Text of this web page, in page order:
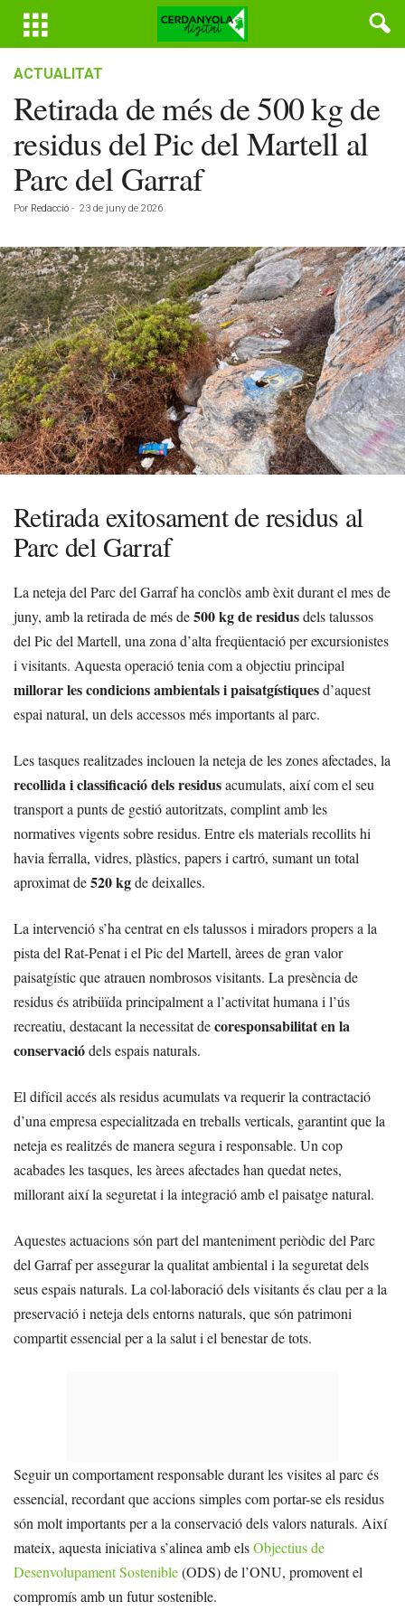
ACTUALITAT
Retirada de més de 500 kg de
residus del Pic del Martell al
Parc del Garraf
Por Redacció - 23 de juny de 2026
Retirada exitosament de residus al
Parc del Garraf
La neteja del Parc del Garraf ha conclòs amb èxit durant el mes de
juny, amb la retirada de més de500 kg de residusdels talussos
del Pic del Martell, una zona d’alta freqüentació per excursionistes
i visitants. Aquesta operació tenia com a objectiu principal
millorar les condicions ambientals i paisatgístiquesd’aquest
espai natural, un dels accessos més importants al parc.
Les tasques realitzades inclouen la neteja de les zones afectades, la
recollida i classificació dels residusacumulats, així com el seu
transport a punts de gestió autoritzats, complint amb les
normatives vigents sobre residus. Entre els materials recollits hi
havia ferralla, vidres, plàstics, papers i cartró, sumant un total
aproximat de520 kgde deixalles.
La intervenció s’ha centrat en els talussos i miradors propers a la
pista del Rat-Penat i el Pic del Martell, àrees de gran valor
paisatgístic que atrauen nombrosos visitants. La presència de
residus és atribüïda principalment a l’activitat humana i l’ús
recreatiu, destacant la necessitat decoresponsabilitat en la
conservaciódels espais naturals.
El difícil accés als residus acumulats va requerir la contractació
d’una empresa especialitzada en treballs verticals, garantint que la
neteja es realitzés de manera segura i responsable. Un cop
acabades les tasques, les àrees afectades han quedat netes,
millorant així la seguretat i la integració amb el paisatge natural.
Aquestes actuacions són part del manteniment periòdic del Parc
del Garraf per assegurar la qualitat ambiental i la seguretat dels
seus espais naturals. La col·laboració dels visitants és clau per a la
preservació i neteja dels entorns naturals, que són patrimoni
compartit essencial per a la salut i el benestar de tots.
Seguir un comportament responsable durant les visites al parc és
essencial, recordant que accions simples com portar-se els residus
són molt importants per a la conservació dels valors naturals. Així
mateix, aquesta iniciativa s’alinea amb elsObjectius de
Desenvolupament Sostenible(ODS) de l’ONU, promovent el
compromís amb un futur sostenible.